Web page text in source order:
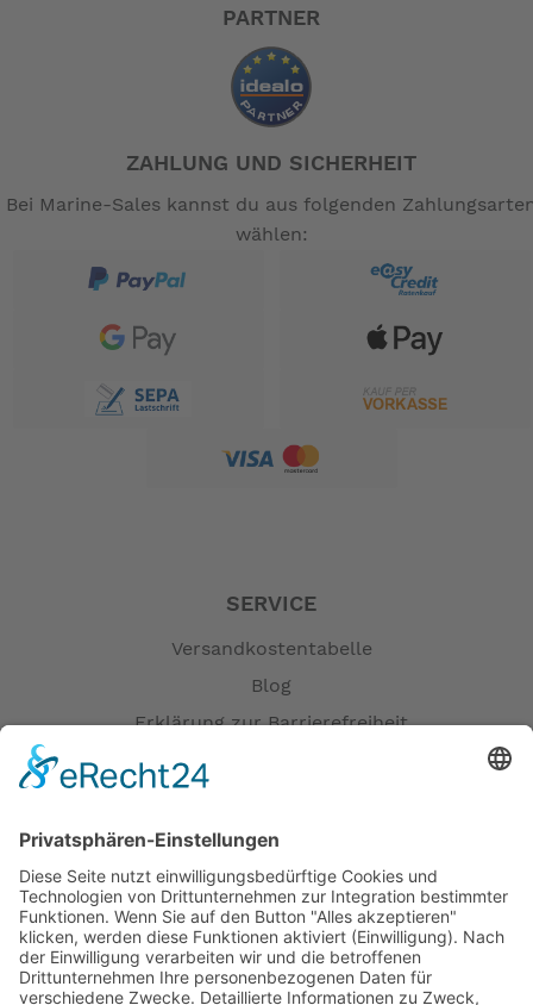
PARTNER
ZAHLUNG UND SICHERHEIT
Bei Marine-Sales kannst du aus folgenden
wählen:
SERVICE
Versandkostentabelle
Blog
Erklärung zur Barrierefreiheit
Öffnungszeiten
Versandpartner
Verfügbarkeiten
Zahlung und Versand
Datenschutz